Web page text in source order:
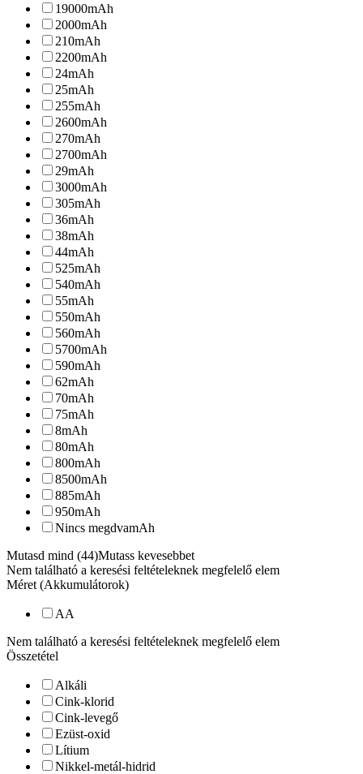
19000mAh
2000mAh
210mAh
2200mAh
24mAh
25mAh
255mAh
2600mAh
270mAh
2700mAh
29mAh
3000mAh
305mAh
36mAh
38mAh
44mAh
525mAh
540mAh
55mAh
550mAh
560mAh
5700mAh
590mAh
62mAh
70mAh
75mAh
8mAh
80mAh
800mAh
8500mAh
885mAh
950mAh
Nincs megdvamAh
Mutasd mind (44)Mutass kevesebbet
Nem található a keresési feltételeknek megfelelő elem
Méret (Akkumulátorok)
AA
Nem található a keresési feltételeknek megfelelő elem
Összetétel
Alkáli
Cink-klorid
Cink-levegő
Ezüst-oxid
Lítium
Nikkel-metál-hidrid